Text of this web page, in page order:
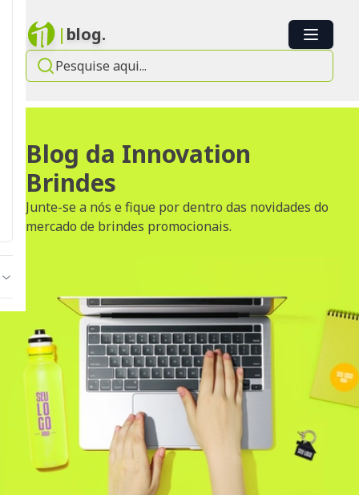
|blog.
Blog da Innovation
Brindes
Junte-se a nós e fique por dentro das novidades do
mercado de brindes promocionais.